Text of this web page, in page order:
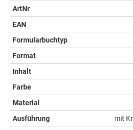
ArtNr
EAN
Formularbuchtyp
Format
Inhalt
Farbe
Material
Ausführung
mit